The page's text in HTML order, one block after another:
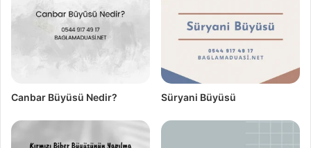
Canbar Büyüsü Nedir? Süryani Büyüsü